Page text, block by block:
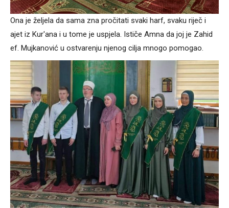
Ona je željela da sama zna pročitati svaki harf, svaku riječ i
ajet iz Kur'ana i u tome je uspjela. Ističe Amna da joj je Zahid
ef. Mujkanović u ostvarenju njenog cilja mnogo pomogao.